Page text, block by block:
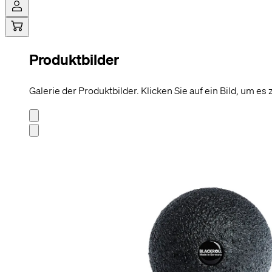
Produktbilder
Galerie der Produktbilder. Klicken Sie auf ein Bild, um es
möglich zu